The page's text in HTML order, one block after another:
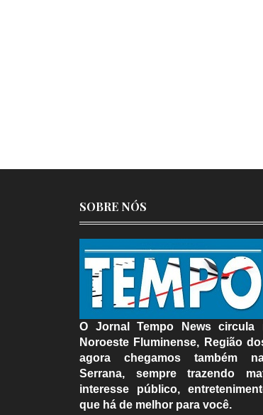
SOBRE NÓS
O Jornal Tempo News circula
Noroeste Fluminense, Região
agora chegamos também
Serrana, sempre trazendo
interesse público,
que há de melhor para você.